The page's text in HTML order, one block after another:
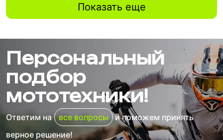
Показать еще
Персональный
подбор
мототехники!
Ответим на все вопросы и поможем принять
верное решение!